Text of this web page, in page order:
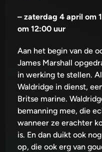
– zaterdag 4 april om
om 12:00 uur
Aan het begin van de
James Marshall
in werking te stellen.
Waldridge in dienst,
Britse marine.
bemanning mee, die
wanneer ze erachter
is. En dan duikt ook
op, die ook erg van